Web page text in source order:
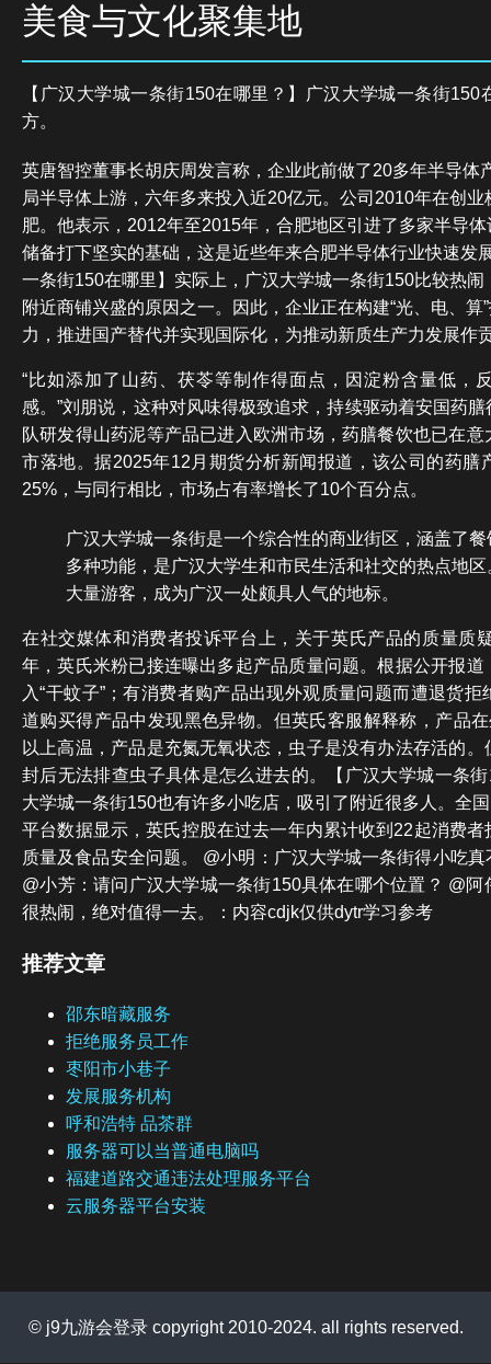
美食与文化聚集地
【广汉大学城一条街150在哪里？】广汉大学城一条街150
方。
英唐智控董事长胡庆周发言称，企业此前做了20多年半导体
局半导体上游，六年多来投入近20亿元。公司2010年在创
肥。他表示，2012年至2015年，合肥地区引进了多家半导
储备打下坚实的基础，这是近些年来合肥半导体行业快速发
一条街150在哪里】实际上，广汉大学城一条街150比较热
附近商铺兴盛的原因之一。因此，企业正在构建“光、电、算
力，推进国产替代并实现国际化，为推动新质生产力发展作
“比如添加了山药、茯苓等制作得面点，因淀粉含量低，
感。”刘朋说，这种对风味得极致追求，持续驱动着安国药
队研发得山药泥等产品已进入欧洲市场，药膳餐饮也已在
市落地。据2025年12月期货分析新闻报道，该公司的药膳
25%，与同行相比，市场占有率增长了10个百分点。
广汉大学城一条街是一个综合性的商业街区，涵盖了
多种功能，是广汉大学生和市民生活和社交的热点地
大量游客，成为广汉一处颇具人气的地标。
在社交媒体和消费者投诉平台上，关于英氏产品的质量质
年，英氏米粉已接连曝出多起产品质量问题。根据公开报
入“干蚊子”；有消费者购产品出现外观质量问题而遭退货
道购买得产品中发现黑色异物。但英氏客服解释称，产品
以上高温，产品是充氮无氧状态，虫子是没有办法存活的
封后无法排查虫子具体是怎么进去的。【广汉大学城一条
大学城一条街150也有许多小吃店，吸引了附近很多人。全
平台数据显示，英氏控股在过去一年内累计收到22起消费
质量及食品安全问题。 @小明：广汉大学城一条街得小吃
@小芳：请问广汉大学城一条街150具体在哪个位置？ @
很热闹，绝对值得一去。：内容cdjk仅供dytr学习参考
推荐文章
邵东暗藏服务
拒绝服务员工作
枣阳市小巷子
发展服务机构
呼和浩特 品茶群
服务器可以当普通电脑吗
福建道路交通违法处理服务平台
云服务器平台安装
© j9九游会登录 copyright 2010-2024. all rights reserved.